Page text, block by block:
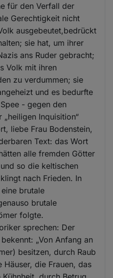
für den Verfall der
Gerechtigkeit nicht
ausgebeutet,bedrückt
sie hat, um ihrer
ans Ruder gebracht;
Volk mit ihren
zu verdummen; sie
und es bedurfte
- gegen den
Inquisition“
liebe Frau Bodenstein,
Text: das Wort
alle fremden Götter
so die keltischen
nach Frieden. In
brutale
brutale
folgte.
sprechen: Der
„Von Anfang an
besitzen, durch Raub
die Frauen, das